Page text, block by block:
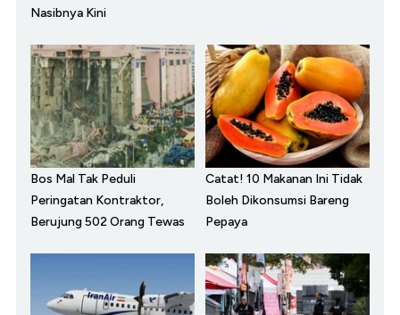
Nasibnya Kini
Bos Mal Tak Peduli
Peringatan Kontraktor,
Berujung 502 Orang Tewas
Catat! 10 Makanan Ini Tidak
Boleh Dikonsumsi Bareng
Pepaya